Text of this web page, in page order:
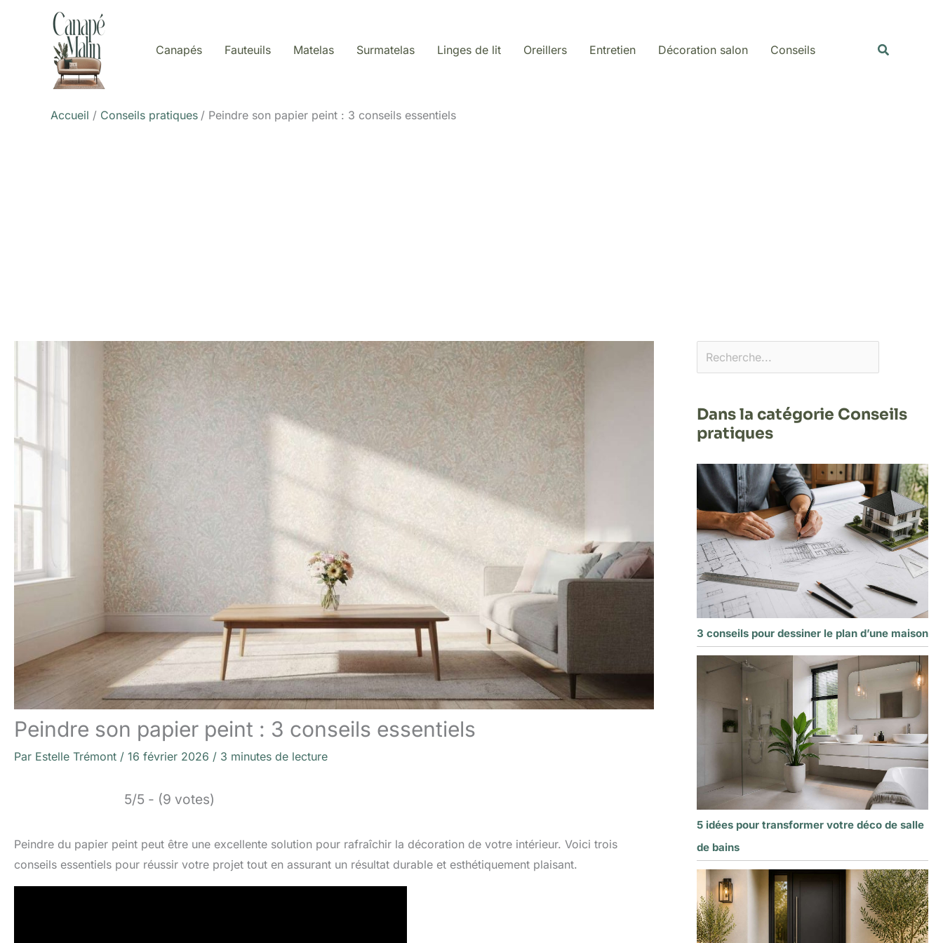
Canapés Fauteuils Matelas Surmatelas Linges de lit Oreillers Entretien Décoration salon Conseils
Accueil Conseils pratiques Peindre son papier peint : 3 conseils essentiels
Peindre son papier peint : 3 conseils essentiels
Par Estelle Trémont / 16 février 2026 / 3 minutes de lecture
5/5 - (9 votes)
Peindre du papier peint peut être une excellente solution pour rafraîchir la décoration de votre intérieur. Voici trois
conseils essentiels pour réussir votre projet tout en assurant un résultat durable et esthétiquement plaisant.
Dans la catégorie Conseils
pratiques
3 conseils pour dessiner le plan d’une maison
5 idées pour transformer votre déco de salle
de bains